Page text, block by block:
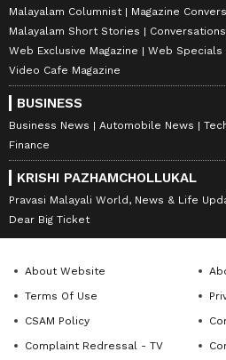
Malayalam Columnist
Magazine
Malayalam Short Stories
Web Exclusive Magazine
Web Specials
Video Cafe Magazine
BUSINESS
Business News Automobile News
Finance
KRISHI PAZHAMCHOLLUKAL
Pravasi Malayali World, News & Life
Dear Big Ticket
About Website
Terms Of Use
CSAM Policy
Complaint Redressal - TV